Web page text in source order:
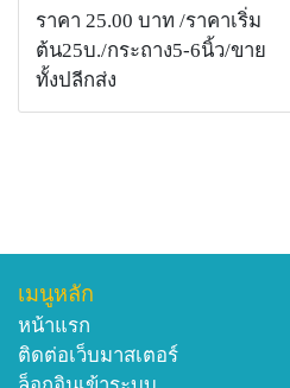
ราคา 25.00 บาท /ราคาเริ่ม
ต้น25บ./กระถาง5-6นิ้ว/ขาย
ทั้งปลีกส่ง
เมนูหลัก
หน้าแรก
ติดต่อเว็บมาสเตอร์